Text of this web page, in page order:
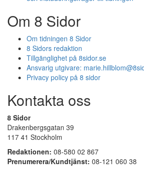
Om 8 Sidor
Om tidningen 8 Sidor
8 Sidors redaktion
Tillgänglighet på 8sidor.se
Ansvarig utgivare:
Privacy policy på 8 sidor
Kontakta oss
8 Sidor
Drakenbergsgatan 39
117 41 Stockholm
Redaktionen: 08-580 02 867
Prenumerera/Kundtjänst: 08-121 060 38